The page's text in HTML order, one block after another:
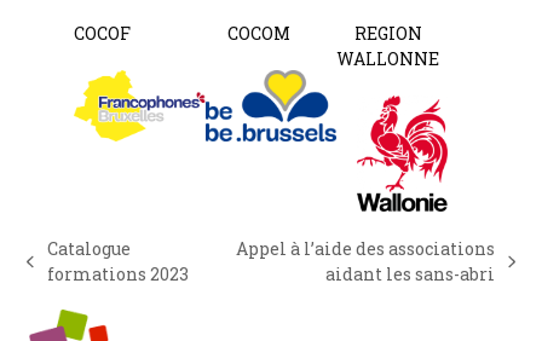
COCOF COCOM
REGION
WALLONNE
previous
Catalogue
formations 2023
Appel à l’aide des associations
aidant les sans-abri